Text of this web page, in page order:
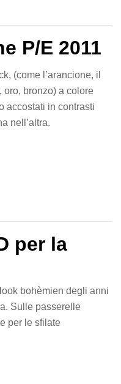
P/E 2011
(come l’arancione, il
oro, bronzo) a colore
accostati in contrasti
nell’altra.
per la
bohèmien degli anni
Sulle passerelle
per le sfilate